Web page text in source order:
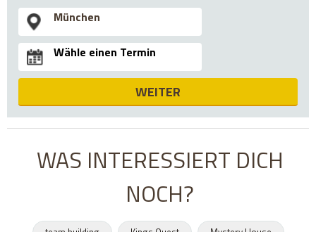
WEITER
WAS INTERESSIERT DICH
NOCH?